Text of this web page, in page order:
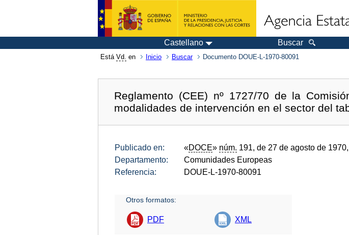
Castellano Buscar
Está Vd. en Inicio Buscar Documento DOUE-L-1970-80091
Reglamento (CEE) nº 1727/70 de la
modalidades de intervención en el sector del
Publicado en: «DOCE» núm. 191, de 27 de agosto de
Departamento:
Comunidades Europeas
Referencia:
DOUE-L-1970-80091
Otros formatos:
PDF XML